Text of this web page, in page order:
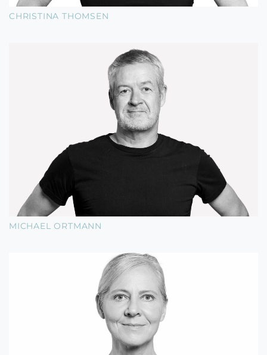
CHRISTINA THOMSEN
MICHAEL ORTMANN